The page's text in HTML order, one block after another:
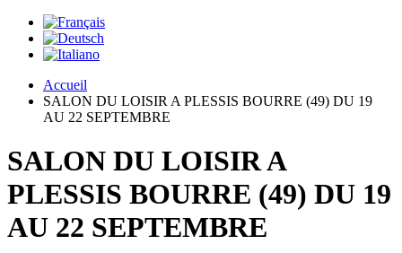
Accueil
SALON DU LOISIR A PLESSIS BOURRE (49) DU 19
AU 22 SEPTEMBRE
SALON DU LOISIR A
PLESSIS BOURRE (49) DU 19
AU 22 SEPTEMBRE